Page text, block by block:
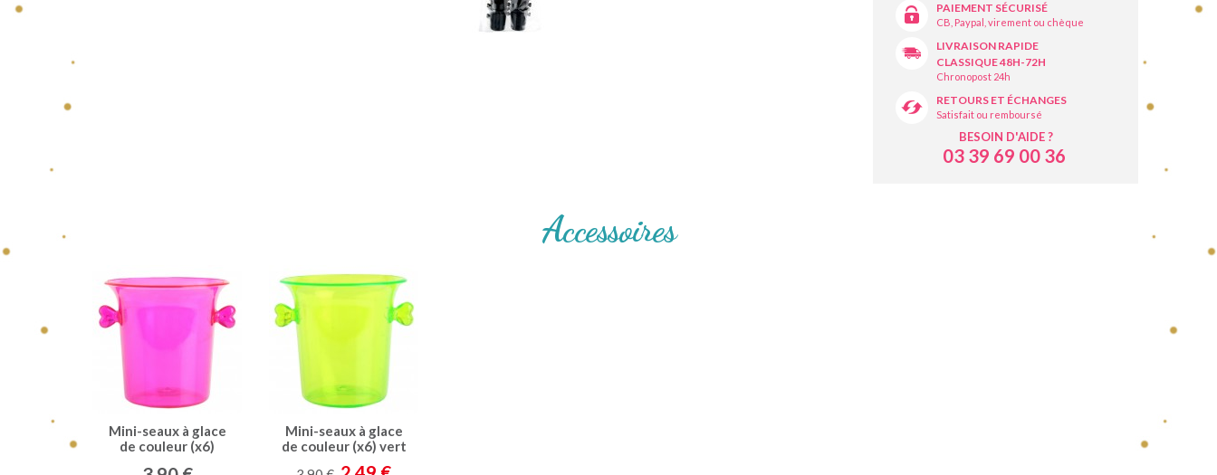
PAIEMENT SÉCURISÉ
CB, Paypal, virement ou chèque
LIVRAISON RAPIDE
CLASSIQUE 48H-72H
Chronopost 24h
RETOURS ET ÉCHANGES
Satisfait ou remboursé
BESOIN D'AIDE ?
03 39 69 00 36
Accessoires
Mini-seaux à glace
de couleur (x6)
Mini-seaux à glace
de couleur (x6) vert